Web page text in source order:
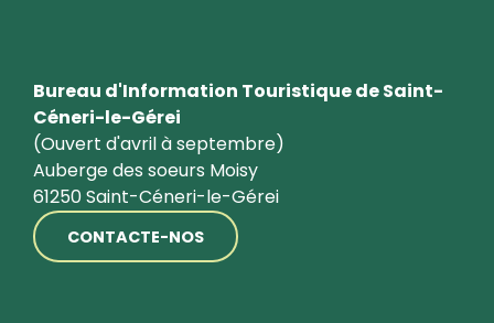
Bureau d'Information Touristique de Saint-
Céneri-le-Gérei
(Ouvert d'avril à septembre)
Auberge des soeurs Moisy
61250 Saint-Céneri-le-Gérei
CONTACTE-NOS